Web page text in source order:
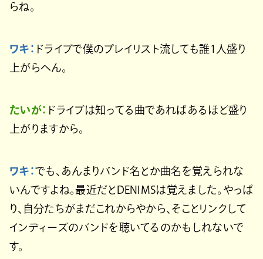
らね。
ワキ： ドライブで僕のプレイリスト流しても誰1人盛り
上がらへん。
たいが： ドライブは知ってる曲であればあるほど盛り
上がりますから。
ワキ：でも、あんまりバンド名とか曲名を覚えられな
いんですよね。最近だとDENIMSは覚えました。やっぱ
り、自分たちがまだこれからやから、そことリンクして
インディーズのバンドを聴いてるのかもしれないで
す。